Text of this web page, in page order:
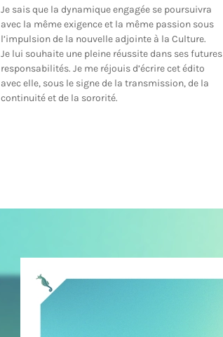
Je sais que la dynamique engagée se poursuivra
avec la même exigence et la même passion sous
l’impulsion de la nouvelle adjointe à la Culture.
Je lui souhaite une pleine réussite dans ses futures
responsabilités. Je me réjouis d’écrire cet édito
avec elle, sous le signe de la transmission, de la
continuité et de la sororité.